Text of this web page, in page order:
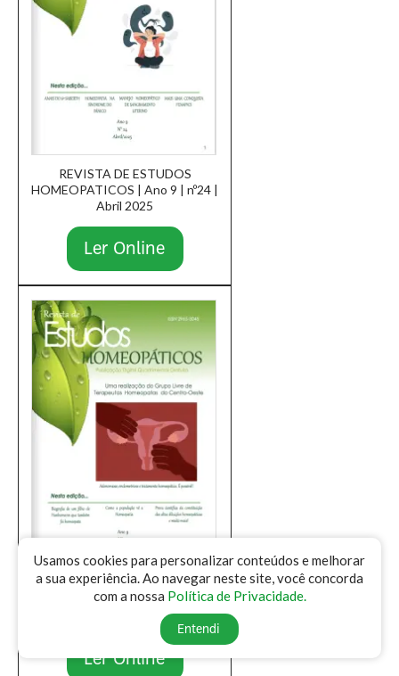
REVISTA DE ESTUDOS
HOMEOPATICOS | Ano 9 | nº24 |
Abril 2025
Ler Online
REVISTA DE ESTUDOS
HOMEOPATICOS | Ano 9 | nº25 |
Ler Online
Usamos cookies para personalizar conteúdos e melhorar
a sua experiência. Ao navegar neste site, você concorda
com a nossa Política de Privacidade.
Entendi